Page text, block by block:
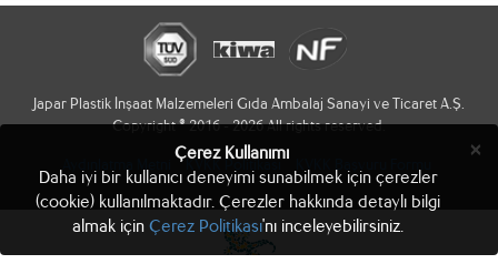
Japar Plastik İnşaat Malzemeleri Gıda Ambalaj Sanayi ve Ticaret A.Ş.
Copyright © 2016 - 2026 All rights reserved.
KVKK Politikası
×
Çerez Kullanımı
Daha iyi bir kullanıcı deneyimi sunabilmek için çerezler
(cookie) kullanılmaktadır. Çerezler hakkında detaylı bilgi
almak için Çerez Politikası'nı inceleyebilirsiniz.